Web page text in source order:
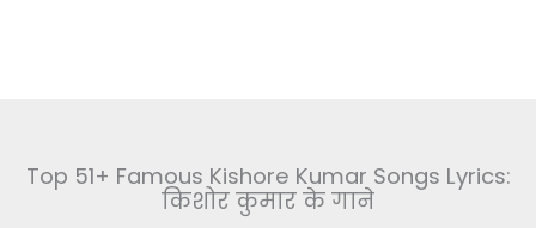
Top 51+ Famous Kishore Kumar Songs Lyrics:
किशोर कुमार के गाने